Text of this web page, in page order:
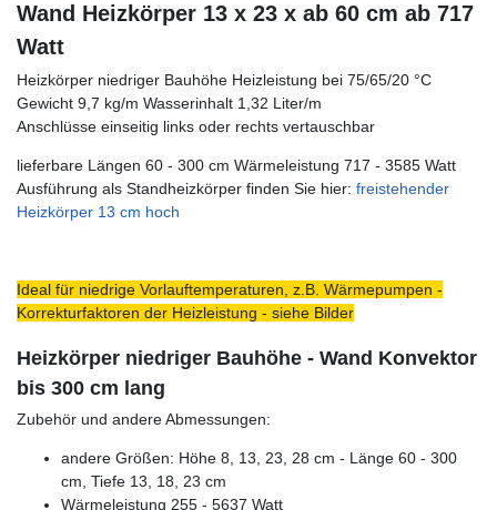
Wand Heizkörper 13 x 23 x ab 60 cm ab 717
Watt
Heizkörper niedriger Bauhöhe Heizleistung bei 75/65/20 °C
Gewicht 9,7 kg/m Wasserinhalt 1,32 Liter/m
Anschlüsse einseitig links oder rechts vertauschbar
lieferbare Längen 60 - 300 cm Wärmeleistung 717 - 3585 Watt
Ausführung als Standheizkörper finden Sie hier: freistehender
Heizkörper 13 cm hoch
Ideal für niedrige Vorlauftemperaturen, z.B. Wärmepumpen -
Korrekturfaktoren der Heizleistung - siehe Bilder
Heizkörper niedriger Bauhöhe - Wand Konvektor
bis 300 cm lang
Zubehör und andere Abmessungen:
andere Größen: Höhe 8, 13, 23, 28 cm - Länge 60 - 300
cm, Tiefe 13, 18, 23 cm
Wärmeleistung 255 - 5637 Watt